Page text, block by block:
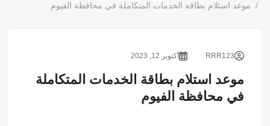
موعد استلام بطاقة الخدمات المتكاملة في محافظة الفيوم
RRR123 أكتوبر 12, 2023
موعد استلام بطاقة الخدمات المتكاملة
في محافظة الفيوم